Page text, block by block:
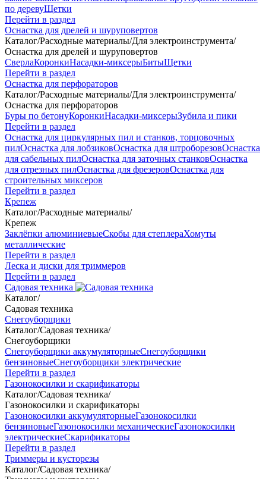
по деревуЩетки
Перейти в раздел
Оснастка для дрелей и шуруповертов
Каталог/Расходные материалы/Для электроинструмента/
Оснастка для дрелей и шуруповертов
СверлаКоронкиНасадки-миксерыБитыЩетки
Перейти в раздел
Оснастка для перфораторов
Каталог/Расходные материалы/Для электроинструмента/
Оснастка для перфораторов
Буры по бетонуКоронкиНасадки-миксерыЗубила и пики
Перейти в раздел
Оснастка для циркулярных пил и станков, торцовочных
пилОснастка для лобзиковОснастка для штроборезовОснастка
для сабельных пилОснастка для заточных станковОснастка
для отрезных пилОснастка для фрезеровОснастка для
строительных миксеров
Перейти в раздел
Крепеж
Каталог/Расходные материалы/
Крепеж
Заклёпки алюминиевыеСкобы для степлераХомуты
металлические
Перейти в раздел
Леска и диски для триммеров
Перейти в раздел
Садовая техника
Каталог/
Садовая техника
Снегоуборщики
Каталог/Садовая техника/
Снегоуборщики
Снегоуборщики аккумуляторныеСнегоуборщики
бензиновыеСнегоуборщики электрические
Перейти в раздел
Газонокосилки и скарификаторы
Каталог/Садовая техника/
Газонокосилки и скарификаторы
Газонокосилки аккумуляторныеГазонокосилки
бензиновыеГазонокосилки механическиеГазонокосилки
электрическиеСкарификаторы
Перейти в раздел
Триммеры и кусторезы
Каталог/Садовая техника/